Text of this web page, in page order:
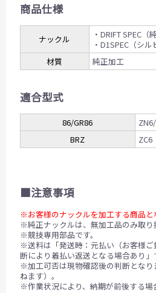
商品仕様
ナックル
・DRIFT SPEC（
・D1SPEC（シル
材質
純正加工
適合型式
86/GR86
BRZ
ZC6
■注意事項
※お客様のナックルを加工する商品と
※純正ナックルは、無加工品のみ取り
※競技専用部品です。
※送料は「発送時：元払い（お客様ご
断により着払い返送となる場合あり」
※加工可否は現物確認後の判断とな
ねます）。
※作業状況により、納期が前後する場